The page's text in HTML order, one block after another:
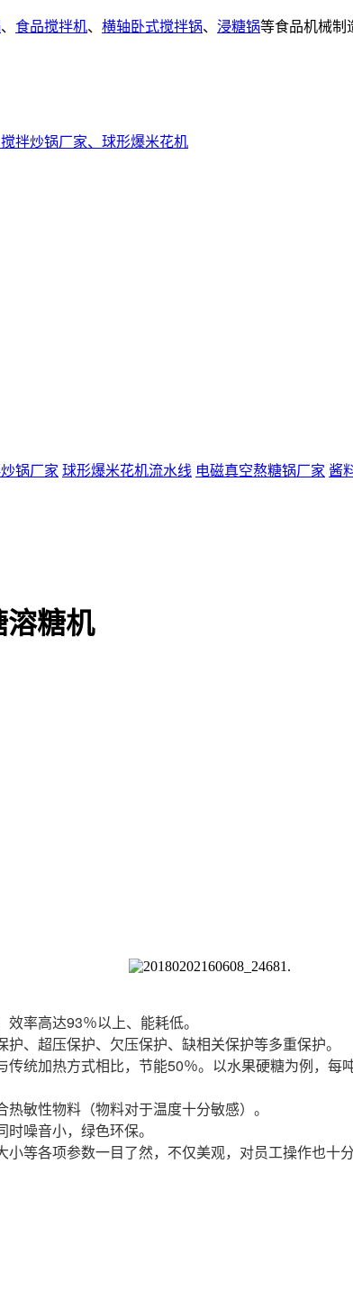
、 食品搅拌机、 横轴卧式搅拌锅、 浸糖锅等食品机械制
锅厂家 球形爆米花机流水线 电磁真空熬糖锅厂家 酱
溶糖机
率高达93％以上、能耗低。
、超压保护、欠压保护、缺相关保护等多重保护。
统加热方式相比，节能50％。以水果硬糖为例，
敏性物料（物料对于温度十分敏感）。
噪音小，绿色环保。
等各项参数一目了然，不仅美观，对员工操作也十分